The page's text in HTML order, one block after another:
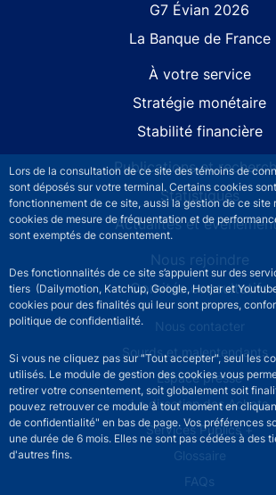
Lors de la consultation de ce site des témoins de
sont déposés sur votre terminal. Certains cookies
fonctionnement de ce site, aussi la gestion de ce site
cookies de mesure de fréquentation et de
sont exemptés de consentement.
Des fonctionnalités de ce site s’appuient sur des
tiers (Dailymotion, Katchup, Google, Hotjar et
cookies pour des finalités qui leur sont propres,
politique de confidentialité.
Si vous ne cliquez pas sur "Tout accepter", seul les
utilisés. Le module de gestion des cookies vous
retirer votre consentement, soit globalement soit
pouvez retrouver ce module à tout moment en
de confidentialité" en bas de page. Vos préférences
une durée de 6 mois. Elles ne sont pas cédées à des
d'autres fins.
G7 Évian 2026
La Banque de France
À votre service
Stratégie monétaire
Stabilité financière
Publications et
Statistiques
Actualités et
Nous rejoindre
Comités consultatifs
Footer secondary menuNous contacter
Sourds et malentendants
Espace presse
La direction des Achats
Services Publics +
Glossaire
FAQs